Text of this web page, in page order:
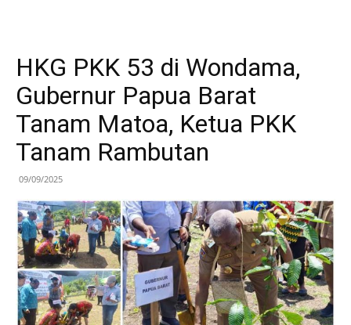
HKG PKK 53 di Wondama,
Gubernur Papua Barat
Tanam Matoa, Ketua PKK
Tanam Rambutan
09/09/2025